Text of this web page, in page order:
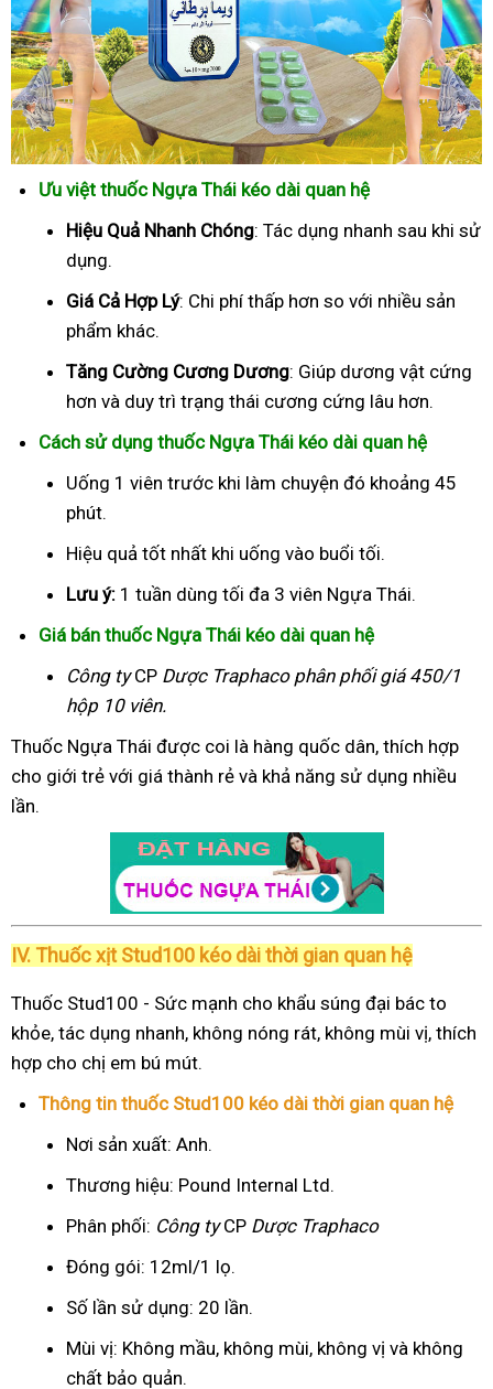
Ưu việt thuốc Ngựa Thái kéo dài quan hệ
Hiệu Quả Nhanh Chóng: Tác dụng nhanh sau khi sử
dụng.
Giá Cả Hợp Lý: Chi phí thấp hơn so với nhiều sản
phẩm khác.
Tăng Cường Cương Dương: Giúp dương vật cứng
hơn và duy trì trạng thái cương cứng lâu hơn.
Cách sử dụng thuốc Ngựa Thái kéo dài quan hệ
Uống 1 viên trước khi làm chuyện đó khoảng 45
phút.
Hiệu quả tốt nhất khi uống vào buổi tối.
Lưu ý: 1 tuần dùng tối đa 3 viên Ngựa Thái.
Giá bán thuốc Ngựa Thái kéo dài quan hệ
Công tyCP Dược Traphacophân phối giá 450/1
hộp 10 viên.
Thuốc Ngựa Thái được coi là hàng quốc dân, thích hợp
cho giới trẻ với giá thành rẻ và khả năng sử dụng nhiều
lần.
IV. Thuốc xịt Stud100 kéo dài thời gian quan hệ
Thuốc Stud100 - Sức mạnh cho khẩu súng đại bác to
khỏe, tác dụng nhanh, không nóng rát, không mùi vị, thích
hợp cho chị em bú mút.
Thông tin thuốc Stud100 kéo dài thời gian quan hệ
Nơi sản xuất: Anh.
Thương hiệu: Pound Internal Ltd.
Phân phối: Công tyCP Dược Traphaco
Đóng gói: 12ml/1 lọ.
Số lần sử dụng: 20 lần.
Mùi vị: Không mầu, không mùi, không vị và không
chất bảo quản.